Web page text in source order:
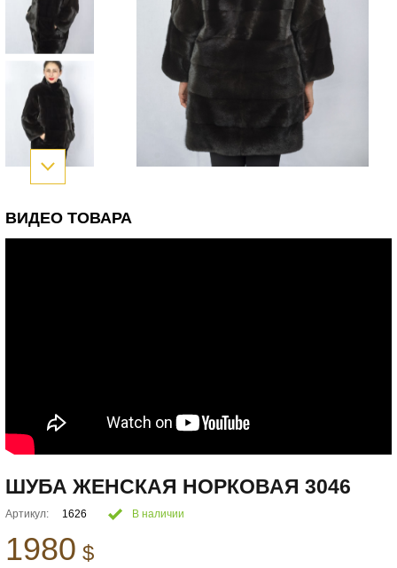
ВИДЕО ТОВАРА
ШУБА ЖЕНСКАЯ НОРКОВАЯ 3046
Артикул: 1626 В наличии
1980 $